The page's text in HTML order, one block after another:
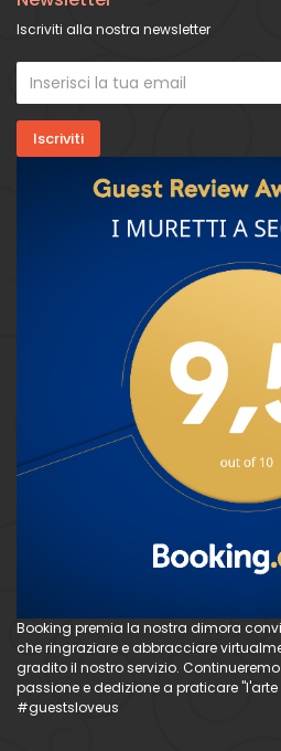
Iscriviti alla nostra newsletter
Booking premia la nostra dimora
che ringraziare e abbracciare
gradito il nostro servizio.
passione e dedizione a praticare
#guestsloveus